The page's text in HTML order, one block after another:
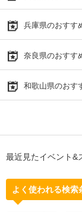
兵庫県のおすす
奈良県のおすす
和歌山県のおす
最近見たイベント&
よく使われる検索